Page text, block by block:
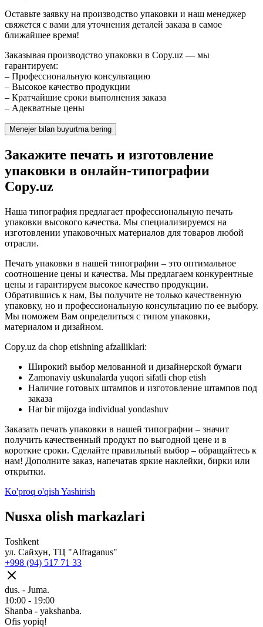
Оставьте заявку на производство упаковки и наш менеджер
свяжется с вами для уточнения деталей заказа в самое
ближайшее время!
Заказывая производство упаковки в Copy.uz — мы
гарантируем:
– Профессиональную консультацию
– Высокое качество продукции
– Кратчайшие сроки выполнения заказа
– Адекватные цены
Menejer bilan buyurtma bering
Закажите печать и изготовление
упаковки в онлайн-типографии
Copy.uz
Наша типография предлагает профессиональную печать
упаковки высокого качества. Мы специализируемся на
изготовлении упаковочных материалов для товаров любой
отрасли.
Печать упаковки в нашей типографии – это оптимальное
соотношение цены и качества. Мы предлагаем конкурентные
цены и гарантируем высокое качество продукции.
Обратившись к нам, Вы получите не только качественную
упаковку, но и профессиональную консультацию по ее выбору.
Мы поможем Вам определиться с типом упаковки,
материалом и дизайном.
Copy.uz da chop etishning afzalliklari:
Широкий выбор мелованной и дизайнерской бумаги
Zamonaviy uskunalarda yuqori sifatli chop etish
Наличие готовых штампов и изготовление штампов под
заказа
Har bir mijozga individual yondashuv
Заказать печать упаковки в нашей типографии – значит
получить качественный продукт по выгодной цене и в
короткие сроки. Сделайте правильный выбор – обращайтесь к
нам! Дополните заказ, напечатав яркие наклейки, бирки или
открытки.
Ko'proq o'qish Yashirish
Nusxa olish markazlari
Toshkent
ул. Сайхун, ТЦ "Alfraganus"
+998 (94) 517 71 33
dus. - Juma.
10:00 - 19:00
Shanba - yakshanba.
Ofis yopiq!